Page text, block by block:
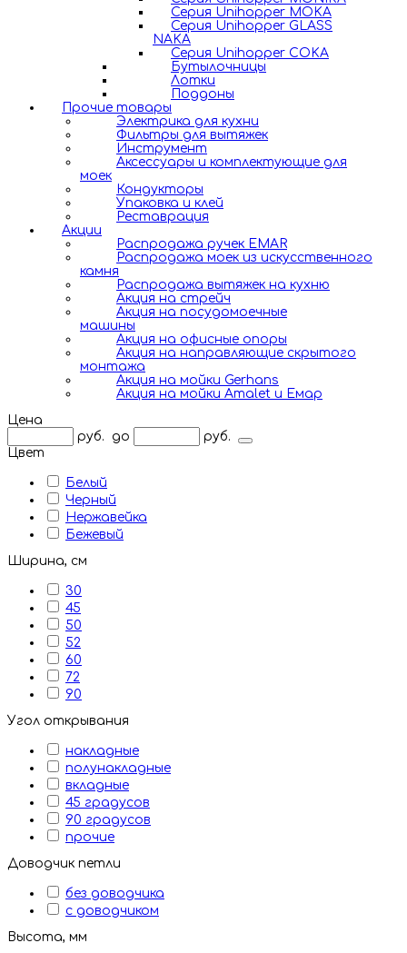
Серия Unihopper MOKA
Серия Unihopper GLASS
NAKA
Серия Unihopper COKA
Бутылочницы
Лотки
Поддоны
Прочие товары
Электрика для кухни
Фильтры для вытяжек
Инструмент
Аксессуары и комплектующие для
моек
Кондукторы
Упаковка и клей
Реставрация
Акции
Распродажа ручек EMAR
Распродажа моек из искусственного
камня
Распродажа вытяжек на кухню
Акция на стрейч
Акция на посудомоечные
машины
Акция на офисные опоры
Акция на направляющие скрытого
монтажа
Акция на мойки Gerhans
Акция на мойки Amalet и Емар
Цена
руб.
до
руб.
Цвет
Белый
Черный
Нержавейка
Бежевый
Ширина, см
30
45
50
52
60
72
90
Угол открывания
накладные
полунакладные
вкладные
45 градусов
90 градусов
прочие
Доводчик петли
без доводчика
с доводчиком
Высота, мм